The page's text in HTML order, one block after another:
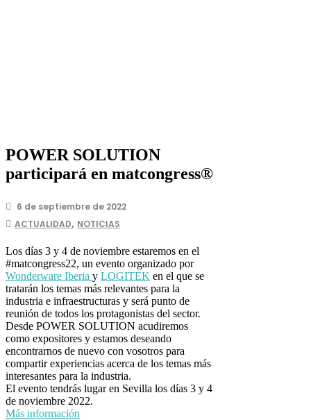
POWER SOLUTION
participará en matcongress®
6 de septiembre de 2022
ACTUALIDAD, NOTICIAS
Los días 3 y 4 de noviembre estaremos en el
#matcongress22, un evento organizado por
Wonderware Iberia y LOGITEK en el que se
tratarán los temas más relevantes para la
industria e infraestructuras y será punto de
reunión de todos los protagonistas del sector.
Desde POWER SOLUTION acudiremos
como expositores y estamos deseando
encontrarnos de nuevo con vosotros para
compartir experiencias acerca de los temas más
interesantes para la industria.
El evento tendrás lugar en Sevilla los días 3 y 4
de noviembre 2022.
Más información